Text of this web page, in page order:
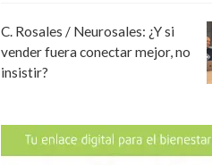
C. Rosales / Neurosales: ¿Y si
vender fuera conectar mejor, no
insistir?